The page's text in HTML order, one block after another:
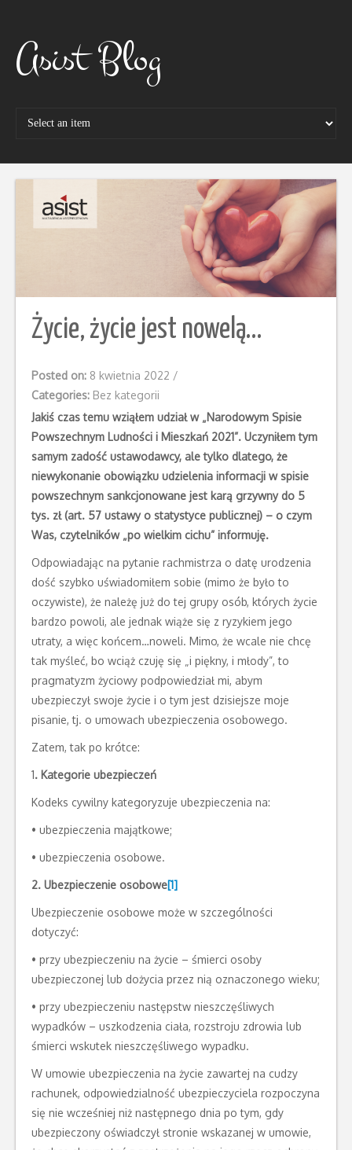
contentAsist Blog
Życie, życie jest nowelą…
Posted on: 8 kwietnia 2022 /
Categories: Bez kategorii
Jakiś czas temu wziąłem udział w „Narodowym Spisie
Powszechnym Ludności i Mieszkań 2021”. Uczyniłem tym
samym zadość ustawodawcy, ale tylko dlatego, że
niewykonanie obowiązku udzielenia informacji w spisie
powszechnym sankcjonowane jest karą grzywny do 5
tys. zł (art. 57 ustawy o statystyce publicznej) – o czym
Was, czytelników „po wielkim cichu” informuję.
Odpowiadając na pytanie rachmistrza o datę urodzenia
dość szybko uświadomiłem sobie (mimo że było to
oczywiste), że należę już do tej grupy osób, których życie
bardzo powoli, ale jednak wiąże się z ryzykiem jego
utraty, a więc końcem…noweli. Mimo, że wcale nie chcę
tak myśleć, bo wciąż czuję się „i piękny, i młody”, to
pragmatyzm życiowy podpowiedział mi, abym
ubezpieczył swoje życie i o tym jest dzisiejsze moje
pisanie, tj. o umowach ubezpieczenia osobowego.
Zatem, tak po krótce:
1. Kategorie ubezpieczeń
Kodeks cywilny kategoryzuje ubezpieczenia na:
• ubezpieczenia majątkowe;
• ubezpieczenia osobowe.
2. Ubezpieczenie osobowe[1]
Ubezpieczenie osobowe może w szczególności
dotyczyć:
• przy ubezpieczeniu na życie – śmierci osoby
ubezpieczonej lub dożycia przez nią oznaczonego wieku;
• przy ubezpieczeniu następstw nieszczęśliwych
wypadków – uszkodzenia ciała, rozstroju zdrowia lub
śmierci wskutek nieszczęśliwego wypadku.
W umowie ubezpieczenia na życie zawartej na cudzy
rachunek, odpowiedzialność ubezpieczyciela rozpoczyna
się nie wcześniej niż następnego dnia po tym, gdy
ubezpieczony oświadczył stronie wskazanej w umowie,